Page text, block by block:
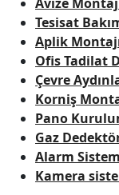
Tesisat
Aplik
Ofis Tadilat
Çevre
Korniş
Pano
Gaz
Alarm
Kamera